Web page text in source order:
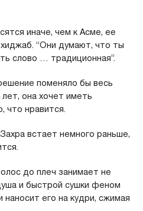
иначе, чем к Асме, ее
“Они думают, что ты
слово … традиционная”.
поменяло бы весь
она хочет иметь
что нравится.
встает немного раньше,
до плеч занимает не
и быстрой сушки феном
наносит его на кудри, сжимая